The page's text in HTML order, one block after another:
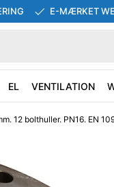
E-MÆRKET
EL VENTILATION
12 bolthuller. PN16. EN